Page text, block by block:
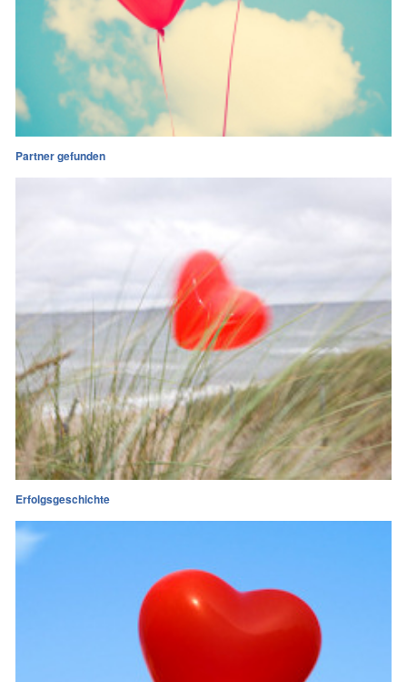
Partner gefunden
Erfolgsgeschichte